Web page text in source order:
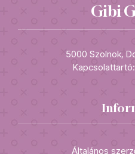
Gibi
5000 Szolnok,
Általános